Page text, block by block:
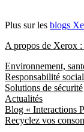
Plus sur les blogs
A propos de Xerox
Environnement,
Responsabilité
Solutions de sécurité
Actualités
Blog « Interactions
Recyclez vos